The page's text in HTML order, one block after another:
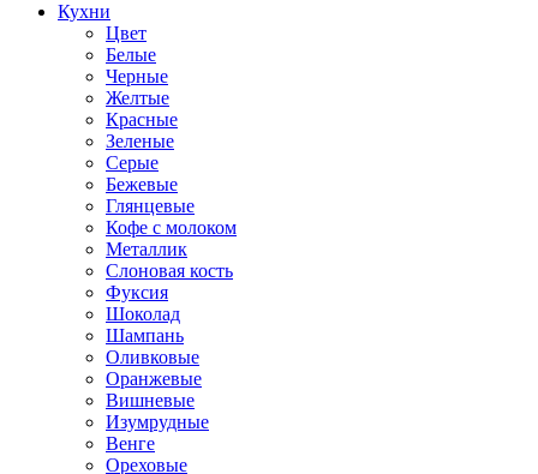
Кухни
Цвет
Белые
Черные
Желтые
Красные
Зеленые
Серые
Бежевые
Глянцевые
Кофе с молоком
Металлик
Слоновая кость
Фуксия
Шоколад
Шампань
Оливковые
Оранжевые
Вишневые
Изумрудные
Венге
Ореховые